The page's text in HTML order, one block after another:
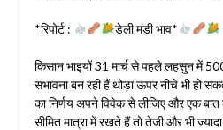
*रिपोर्ट : डेली मंडी भाव*
किसान भाइयों 31 मार्च से पहले लहसुन में
संभावना बन रही हैं थोड़ा ऊपर नीचे भी हो
का निर्णय अपने विवेक से लीजिए और एक
सीमित मात्रा में रखते हैं तो तेजी और भी